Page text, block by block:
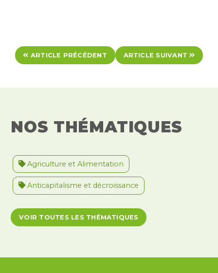
ARTICLE PRÉCÉDENT ARTICLE SUIVANT
NOS THÉMATIQUES
Agriculture et Alimentation
Anticapitalisme et décroissance
Antiracisme et décolonisation
Antivalidisme Climat et environnement
VOIR TOUTES LES THÉMATIQUES